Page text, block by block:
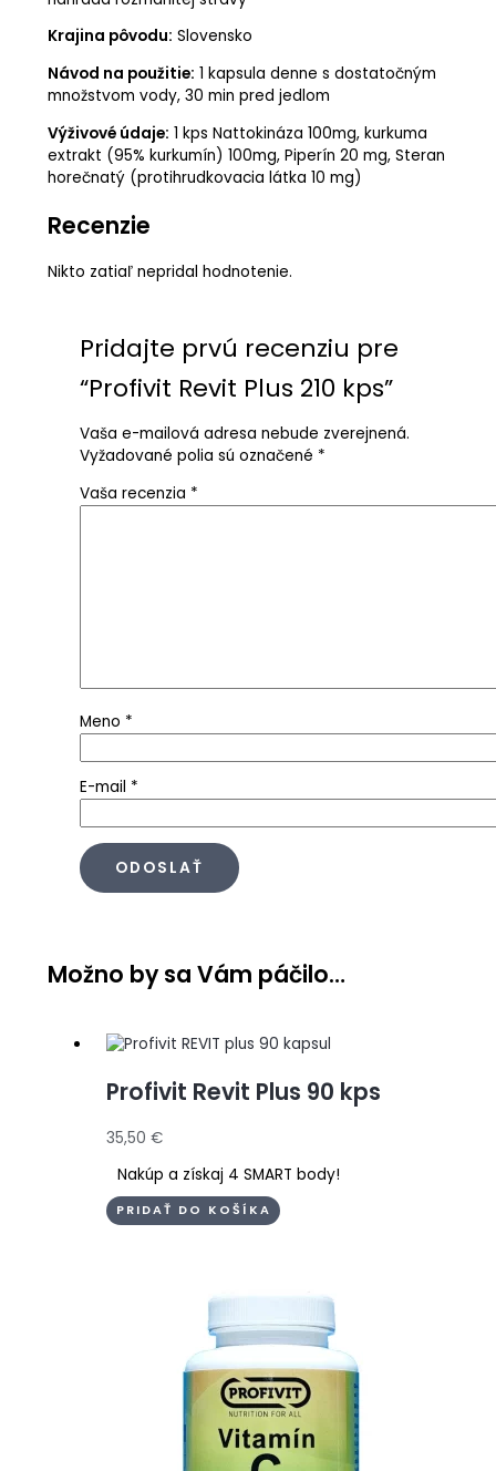
Krajina pôvodu: Slovensko
Návod na použitie: 1 kapsula denne s dostatočným
množstvom vody, 30 min pred jedlom
Výživové údaje: 1 kps Nattokináza 100mg, kurkuma
extrakt (95% kurkumín) 100mg, Piperín 20 mg, Steran
horečnatý (protihrudkovacia látka 10 mg)
Recenzie
Nikto zatiaľ nepridal hodnotenie.
Pridajte prvú recenziu pre
“Profivit Revit Plus 210 kps”
Vaša e-mailová adresa nebude zverejnená.
Vyžadované polia sú označené *
Vaša recenzia *
Meno *
E-mail *
Možno by sa Vám páčilo…
Profivit Revit Plus 90 kps
35,50€
Nakúp a získaj 4 SMART body!
PRIDAŤ DO KOŠÍKA